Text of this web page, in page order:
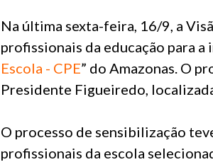
Na última sexta-feira, 16/9, a
profissionais da educação para a
Escola - CPE” do Amazonas. O
Presidente Figueiredo,
O processo de sensibilização
profissionais da escola